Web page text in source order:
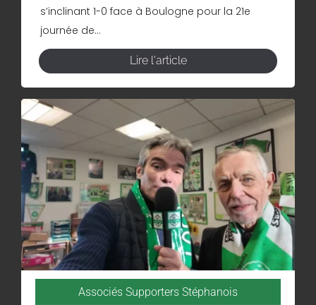
s’inclinant 1-0 face à Boulogne pour la 21e
journée de...
Lire l'article
Associés Supporters Stéphanois